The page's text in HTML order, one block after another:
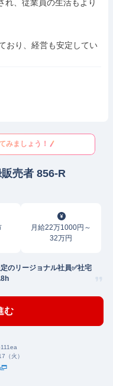
れ、従業員の生活もより
おり、経営も安定してい
みましょう！
販売者 856-R
月給22万1000円～
32万円
のリージョナル社員✅社宅
む
（火）